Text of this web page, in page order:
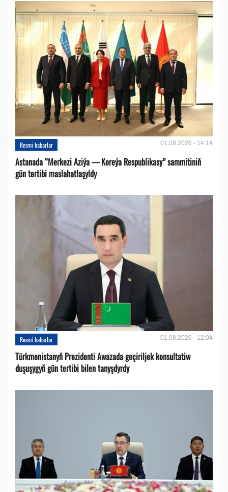
Resmi habarlar 01.08.2026 - 14:14
Astanada “Merkezi Aziýa — Koreýa Respublikasy” sammitiniň
gün tertibi maslahatlaşyldy
Resmi habarlar 01.08.2026 - 12:04
Türkmenistanyň Prezidenti Awazada geçiriljek konsultatiw
duşuşygyň gün tertibi bilen tanyşdyrdy